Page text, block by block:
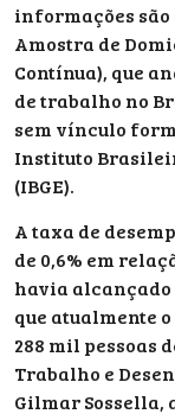
informações são
Amostra de
Contínua), que
de trabalho no
sem vínculo
Instituto
(IBGE).
A taxa de
de 0,6% em
havia alcançado
que atualmente
288 mil pessoas
Trabalho e
Gilmar